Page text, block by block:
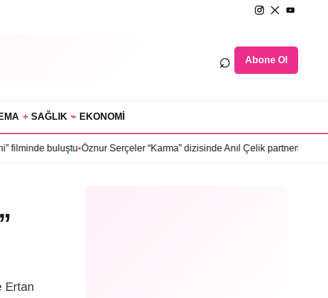
⌕ Abone Ol
+ SAĞLIK ⌁ EKONOMİ
•Öznur Serçeler “Karma” dizisinde Anıl Çelik partneri oldu•Sosyetede
Ertan